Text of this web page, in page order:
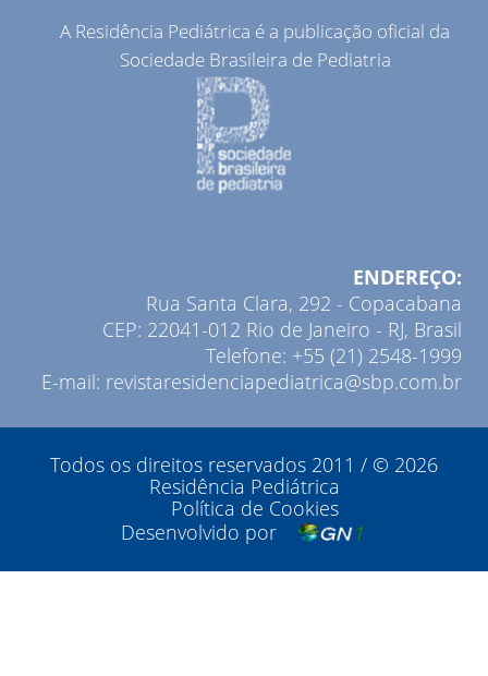
A Residência Pediátrica é a publicação oficial da
Sociedade Brasileira de Pediatria
ENDEREÇO:
Rua Santa Clara, 292 - Copacabana
CEP: 22041-012 Rio de Janeiro - RJ, Brasil
Telefone: +55 (21) 2548-1999
E-mail: revistaresidenciapediatrica@sbp.com.br
Todos os direitos reservados 2011 / © 2026
Residência Pediátrica
Política de Cookies
Desenvolvido por